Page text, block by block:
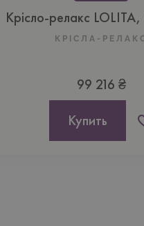
Крісло-релакс LOLITA,
КРІСЛА-
99 216 ₴
Купить